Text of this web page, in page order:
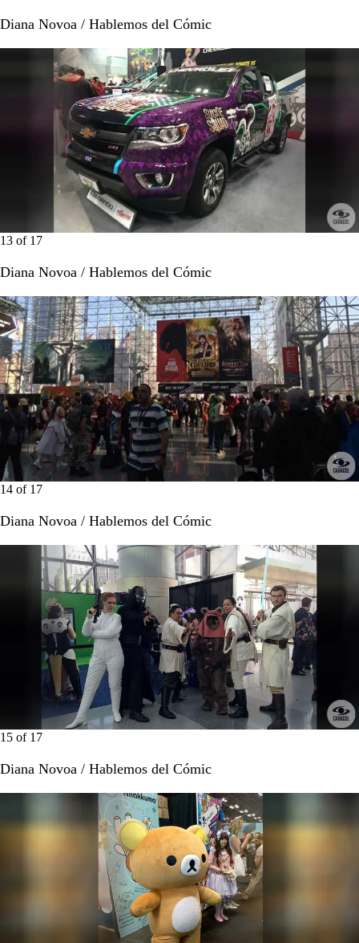
Diana Novoa / Hablemos del Cómic
13 of 17
Diana Novoa / Hablemos del Cómic
14 of 17
Diana Novoa / Hablemos del Cómic
15 of 17
Diana Novoa / Hablemos del Cómic